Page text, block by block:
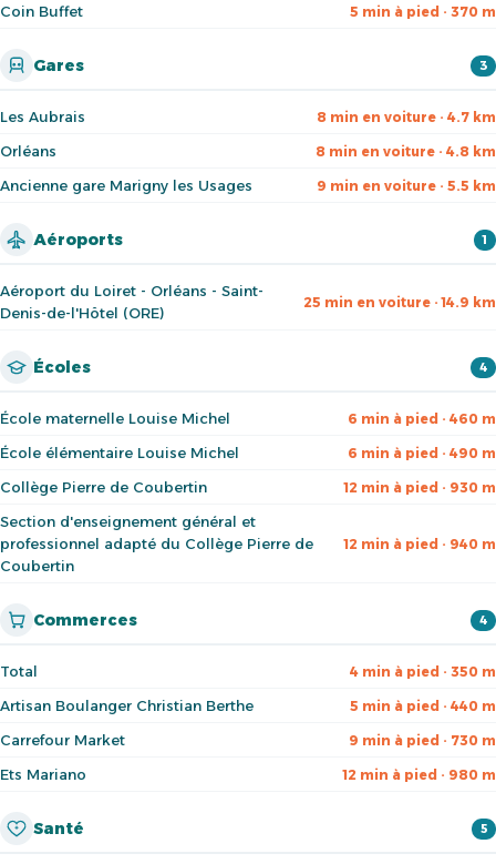
Coin Buffet 5 min à pied · 370 m
Gares 3
Les Aubrais 8 min en voiture · 4.7 km
Orléans 8 min en voiture · 4.8 km
Ancienne gare Marigny les Usages 9 min en voiture · 5.5 km
Aéroports 1
Aéroport du Loiret - Orléans - Saint-
Denis-de-l'Hôtel (ORE)
25 min en voiture · 14.9 km
Écoles 4
École maternelle Louise Michel 6 min à pied · 460 m
École élémentaire Louise Michel 6 min à pied · 490 m
Collège Pierre de Coubertin 12 min à pied · 930 m
Section d'enseignement général et
professionnel adapté du Collège Pierre de
Coubertin
12 min à pied · 940 m
Commerces 4
Total 4 min à pied · 350 m
Artisan Boulanger Christian Berthe 5 min à pied · 440 m
Carrefour Market 9 min à pied · 730 m
Ets Mariano 12 min à pied · 980 m
Santé 5